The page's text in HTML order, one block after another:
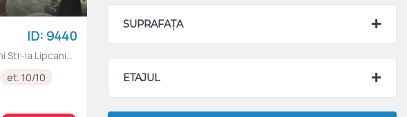
SUPRAFAȚA
ETAJUL
ID: 9440
et. 10/10